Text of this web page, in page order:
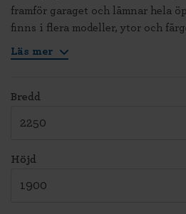
framför garaget och lämnar hela
finns i flera modeller, ytor och
Läs mer
Bredd
Höjd